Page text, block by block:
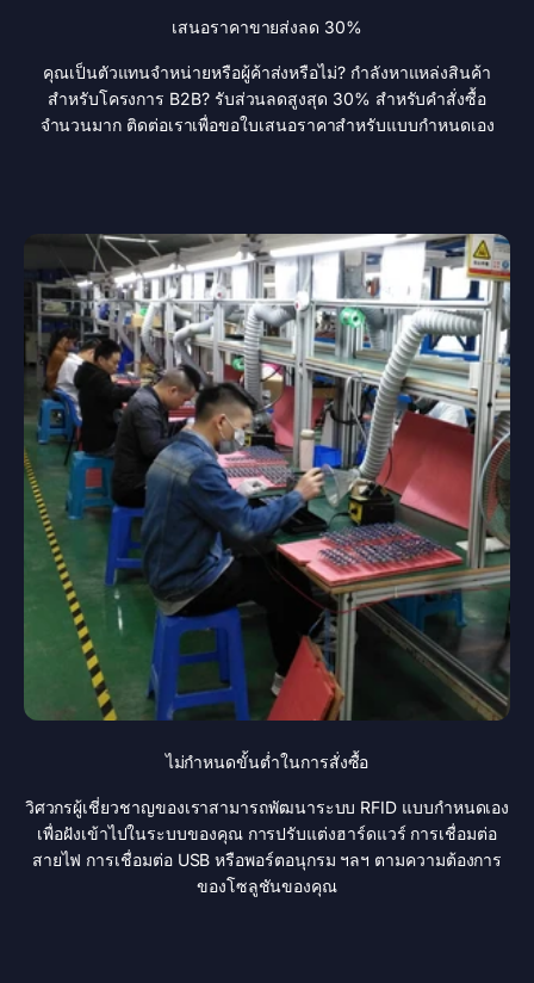
เสนอราคาขายส่งลด 30%
คุณเป็นตัวแทนจำหน่ายหรือผู้ค้าส่งหรือไม่? กำลังหาแหล่งสินค้า
สำหรับโครงการ B2B? รับส่วนลดสูงสุด 30% สำหรับคำสั่งซื้อ
จำนวนมาก ติดต่อเราเพื่อขอใบเสนอราคาสำหรับแบบกำหนดเอง
ไม่กำหนดขั้นต่ำในการสั่งซื้อ
วิศวกรผู้เชี่ยวชาญของเราสามารถพัฒนาระบบ RFID แบบกำหนดเอง
เพื่อฝังเข้าไปในระบบของคุณ การปรับแต่งฮาร์ดแวร์ การเชื่อมต่อ
สายไฟ การเชื่อมต่อ USB หรือพอร์ตอนุกรม ฯลฯ ตามความต้องการ
ของโซลูชันของคุณ